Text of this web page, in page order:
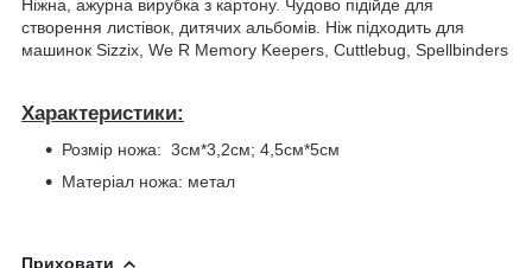
Ніжна, ажурна вирубка з картону. Чудово підійде для
створення листівок, дитячих альбомів. Ніж підходить для
машинок Sizzix, We R Memory Keepers, Cuttlebug, Spellbinders
Характеристики:
Розмір ножа: 3см*3,2см; 4,5см*5см
Матеріал ножа: метал
Приховати